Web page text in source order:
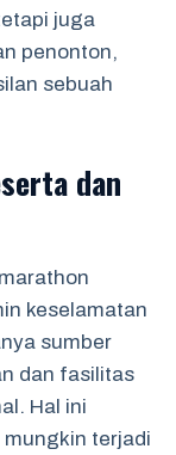
juga
penonton,
sebuah
dan
keselamatan
sumber
dan fasilitas
Hal ini
terjadi